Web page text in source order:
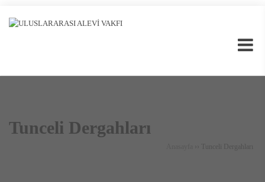
Tunceli Dergahları
›› Tunceli Dergahları